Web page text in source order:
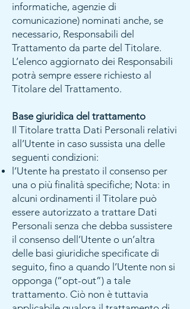
informatiche, agenzie di
comunicazione) nominati anche, se
necessario, Responsabili del
Trattamento da parte del Titolare.
L’elenco aggiornato dei Responsabili
potrà sempre essere richiesto al
Titolare del Trattamento.
Base giuridica del trattamento
Il Titolare tratta Dati Personali relativi
all’Utente in caso sussista una delle
seguenti condizioni:
l’Utente ha prestato il consenso per
una o più finalità specifiche; Nota: in
alcuni ordinamenti il Titolare può
essere autorizzato a trattare Dati
Personali senza che debba sussistere
il consenso dell’Utente o un’altra
delle basi giuridiche specificate di
seguito, fino a quando l’Utente non si
opponga (“opt-out”) a tale
trattamento. Ciò non è tuttavia